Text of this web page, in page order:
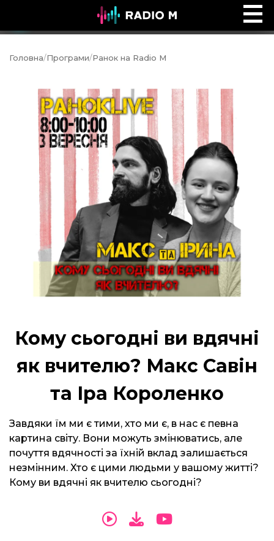
Ефір Radio M
Головна/Програми/Ранок на Radio M
Кому сьогодні ви вдячні
як вчителю? Макс Савін
та Іра Короленко
Завдяки їм ми є тими, хто ми є, в нас є певна
картина світу. Вони можуть змінюватись, але
почуття вдячності за їхній вклад залишається
незмінним. Хто є цими людьми у вашому житті?
Кому ви вдячні як вчителю сьогодні?